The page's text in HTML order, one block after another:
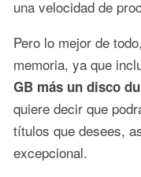
una velocidad de
Pero lo mejor de
memoria, ya que
GB más un disco
quiere decir que
títulos que desees,
excepcional.